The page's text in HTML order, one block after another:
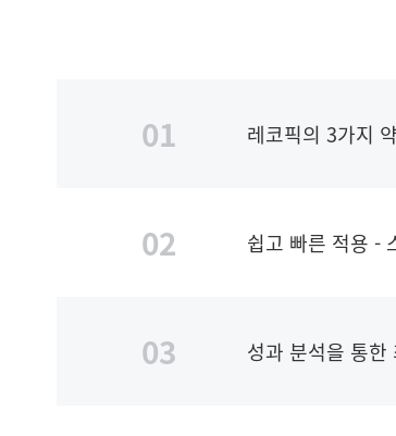
01 레코픽의 3가지
02 쉽고 빠른 적용 -
03 성과 분석을 통